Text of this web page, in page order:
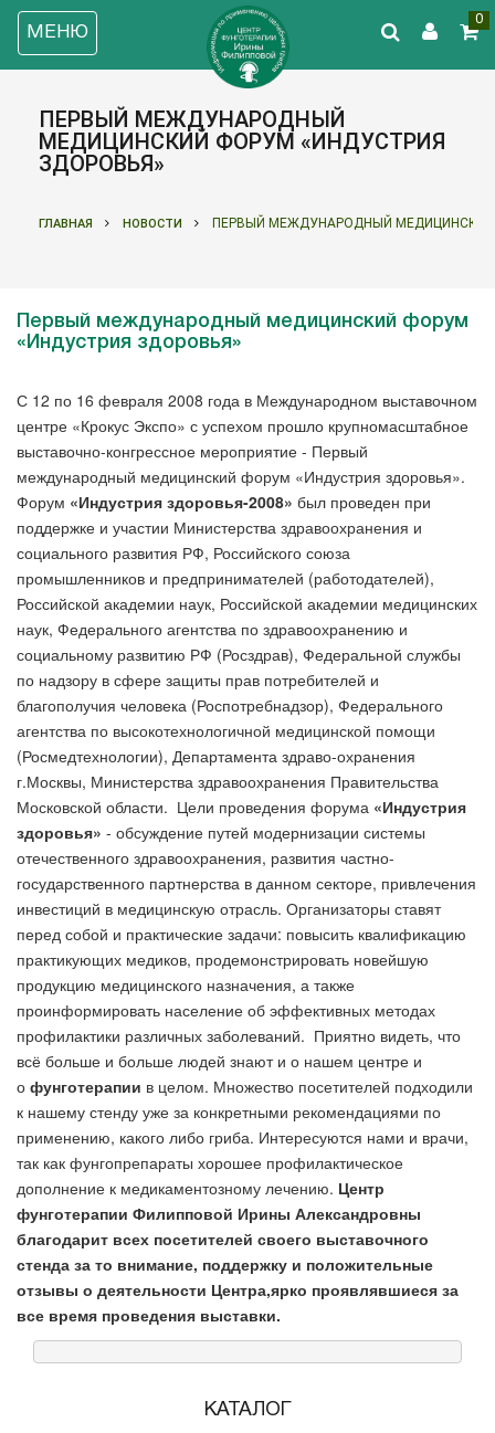
МЕНЮ
0
ПЕРВЫЙ МЕЖДУНАРОДНЫЙ
МЕДИЦИНСКИЙ ФОРУМ «ИНДУСТРИЯ
ЗДОРОВЬЯ»
ГЛАВНАЯ НОВОСТИ ПЕРВЫЙ МЕЖДУНАРОДНЫЙ
Первый международный медицинский форум
«Индустрия здоровья»
С 12 по 16 февраля 2008 года в Международном выставочном
центре «Крокус Экспо» с успехом прошло крупномасштабное
выставочно-конгрессное мероприятие - Первый
международный медицинский форум «Индустрия здоровья».
Форум «Индустрия здоровья-2008» был проведен при
поддержке и участии Министерства здравоохранения и
социального развития РФ, Российского союза
промышленников и предпринимателей (работодателей),
Российской академии наук, Российской академии медицинских
наук, Федерального агентства по здравоохранению и
социальному развитию РФ (Росздрав), Федеральной службы
по надзору в сфере защиты прав потребителей и
благополучия человека (Роспотребнадзор), Федерального
агентства по высокотехнологичной медицинской помощи
(Росмедтехнологии), Департамента здраво-охранения
г.Москвы, Министерства здравоохранения Правительства
Московской области. Цели проведения форума «Индустрия
здоровья» - обсуждение путей модернизации системы
отечественного здравоохранения, развития частно-
государственного партнерства в данном секторе, привлечения
инвестиций в медицинскую отрасль. Организаторы ставят
перед собой и практические задачи: повысить квалификацию
практикующих медиков, продемонстрировать новейшую
продукцию медицинского назначения, а также
проинформировать население об эффективных методах
профилактики различных заболеваний. Приятно видеть, что
всё больше и больше людей знают и о нашем центре и
о фунготерапии в целом. Множество посетителей подходили
к нашему стенду уже за конкретными рекомендациями по
применению, какого либо гриба. Интересуются нами и врачи,
так как фунгопрепараты хорошее профилактическое
дополнение к медикаментозному лечению. Центр
фунготерапии Филипповой Ирины Александровны
благодарит всех посетителей своего выставочного
стенда за то внимание, поддержку и положительные
отзывы о деятельности Центра,ярко проявлявшиеся за
все время проведения выставки.
КАТАЛОГ